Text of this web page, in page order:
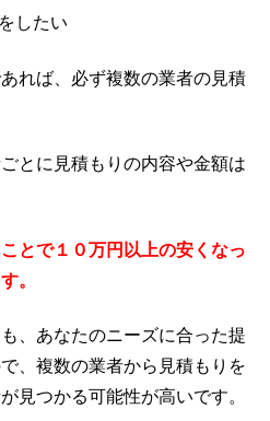
したい
れば、必ず複数の業者の見積
とに見積もりの内容や金額は
とで１０万円以上の安くなっ
。
、あなたのニーズに合った提
、複数の業者から見積もりを
見つかる可能性が高いです。